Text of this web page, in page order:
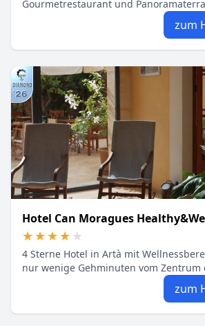
Gourmetrestaurant und
zum
Hotel Can Moragues
★★★★★
★★★★★
4 Sterne Hotel in Artà mit
nur wenige Gehminuten vom Zentrum
zum